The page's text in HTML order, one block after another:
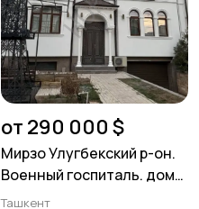
от 290 000 $
Мирзо Улугбекский р-он.
Военный госпиталь. дом
200м²
Ташкент